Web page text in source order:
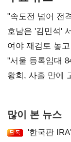
"속도전 넘어 전
52시간까지 '뇌관'
호남은 '김민석'
'안갯속'
여야 재검토 놓
오차 당연"
"서울 등록임대
달리해야"
황희, 사흘 만에
많이 본 뉴스
'한국판